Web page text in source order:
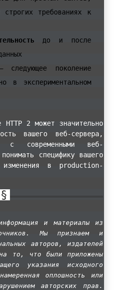
требованиях к
до и после
следующее поколение
в экспериментальном
HTTP 2 может значительно
вашего веб-сервера,
с современными веб-
специфику вашего
изменения в production-
и материалы из
Мы признаем и
авторов, издателей
то, что были приложены
указания исходного
оплошность или
авторских прав.